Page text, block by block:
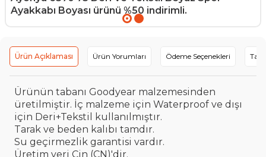
Ayakkabı Boyası ürünü %50 indirimli.
Ürün Açıklaması Ürün Yorumları Ödeme Seçenekleri
Ürünün tabanı Goodyear malzemesinden
üretilmiştir. İç malzeme için Waterproof ve dışı
için Deri+Tekstil kullanılmıştır.
Tarak ve beden kalıbı tamdır.
Su geçirmezlik garantisi vardır.
Üretim yeri Çin (CN)'dir.